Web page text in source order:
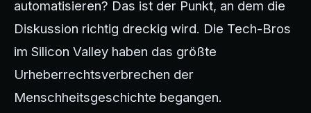
automatisieren? Das ist der Punkt, an dem die
Diskussion richtig dreckig wird. Die Tech-Bros
im Silicon Valley haben das größte
Urheberrechtsverbrechen der
Menschheitsgeschichte begangen.